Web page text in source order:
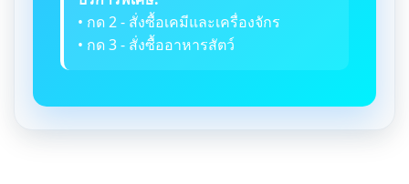
• กด 2 - สั่งซื้อเคมีและเครื่องจักร
• กด 3 - สั่งซื้ออาหารสัตว์